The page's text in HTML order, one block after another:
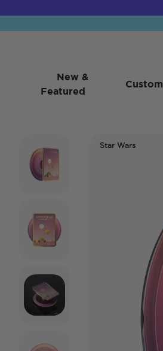
New &
Featured
Custom
Star Wars